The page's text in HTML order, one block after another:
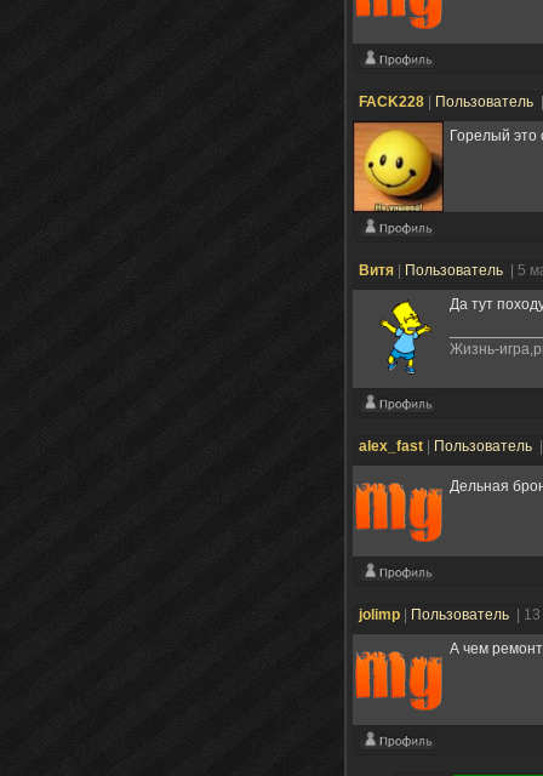
FACK228 Пользователь
Горелый это
Витя Пользователь
| 5
Да тут
Жизнь-
alex_fast Пользователь
Дельная
jolimp Пользователь
|
А чем